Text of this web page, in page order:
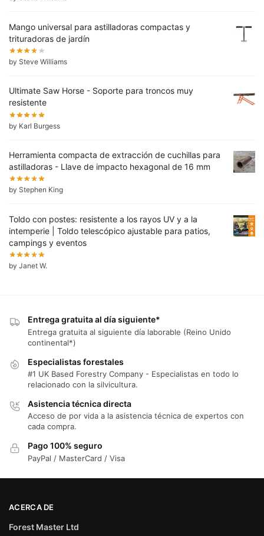
Mango universal para astilladoras compactas y
trituradoras de jardín
by Steve Williams
Ultimate Saw Horse - Soporte para troncos muy
resistente
by Karl Burgess
Herramienta compacta de extracción de cuchillas para
astilladoras - Llave de impacto hexagonal de 16 mm
by Stephen King
Toldo con postes: resistente a los rayos UV y a la
intemperie | Toldo telescópico ajustable para patios,
campings y eventos
by Janet W.
Entrega gratuita al día siguiente*
Entrega gratuita al siguiente día laborable (Reino Unido
continental*)
Especialistas forestales
#1 UK Based Forestry Company - Especialistas en todo lo
relacionado con la silvicultura.
Asistencia técnica directa
Acceso de por vida a la asistencia técnica de expertos con
cada compra.
Pago 100% seguro
PayPal / MasterCard / Visa
ACERCA DE
Forest Master Ltd